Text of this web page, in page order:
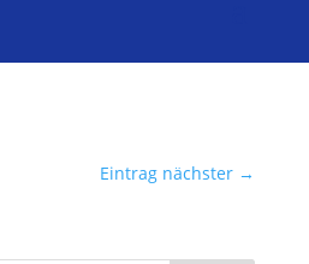
Eintrag nächster →